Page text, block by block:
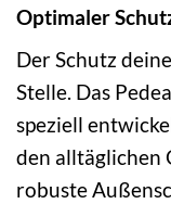
Optimaler
Der Schutz
Stelle. Das
speziell
den alltäglichen
robuste